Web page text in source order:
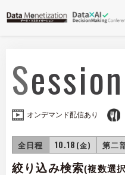
Session
全日程 10.18 (金) 第二
オンデマンド配信あり
絞り込み検索(複数選